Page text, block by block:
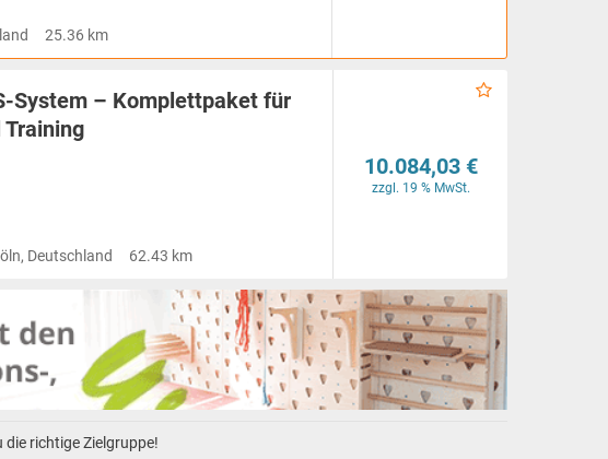
25.36 km
System – Komplettpaket für
Deutschland 62.43 km
10.084,03 €
zzgl. 19 % MwSt.
die richtige Zielgruppe!